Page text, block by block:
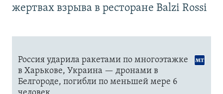
жертвах взрыва в ресторане Balzi Rossi